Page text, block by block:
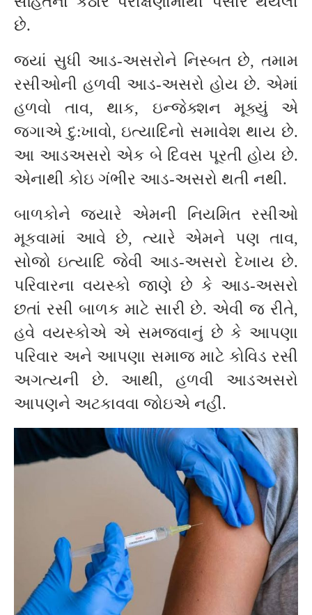
છે.
જ્યાં સુધી આડ-અસરોને નિસ્બત છે, તમામ
રસીઓની હળવી આડ-અસરો હોય છે. એમાં
હળવો તાવ, થાક, ઇન્જેક્શન મૂક્યું એ
જગાએ દુ:ખાવો, ઇત્યાદિનો સમાવેશ થાય છે.
આ આડઅસરો એક બે દિવસ પૂરતી હોય છે.
એનાથી કોઇ ગંભીર આડ-અસરો થતી નથી.
બાળકોને જ્યારે એમની નિયમિત રસીઓ
મૂકવામાં આવે છે, ત્યારે એમને પણ તાવ,
સોજો ઇત્યાદિ જેવી આડ-અસરો દેખાય છે.
પરિવારના વયસ્કો જાણે છે કે આડ-અસરો
છતાં રસી બાળક માટે સારી છે. એવી જ રીતે,
હવે વયસ્કોએ એ સમજવાનું છે કે આપણા
પરિવાર અને આપણા સમાજ માટે કોવિડ રસી
અગત્યની છે. આથી, હળવી આડઅસરો
આપણને અટકાવવા જોઇએ નહીં.